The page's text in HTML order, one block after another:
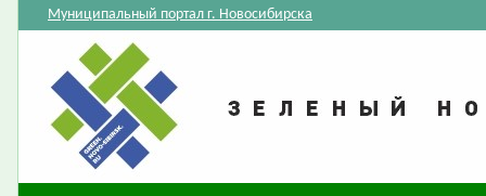
Муниципальный портал г. Новосибирска